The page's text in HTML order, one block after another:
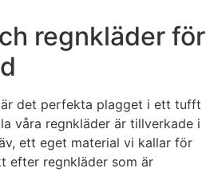
regnkläder för
det perfekta plagget i ett tufft
våra regnkläder är tillverkade i
ett eget material vi kallar för
efter regnkläder som är